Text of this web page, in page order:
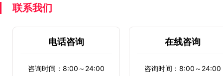
联系我们
电话咨询
咨询时间：8:00～24:00
在线咨询
咨询时间：8:00～24:00